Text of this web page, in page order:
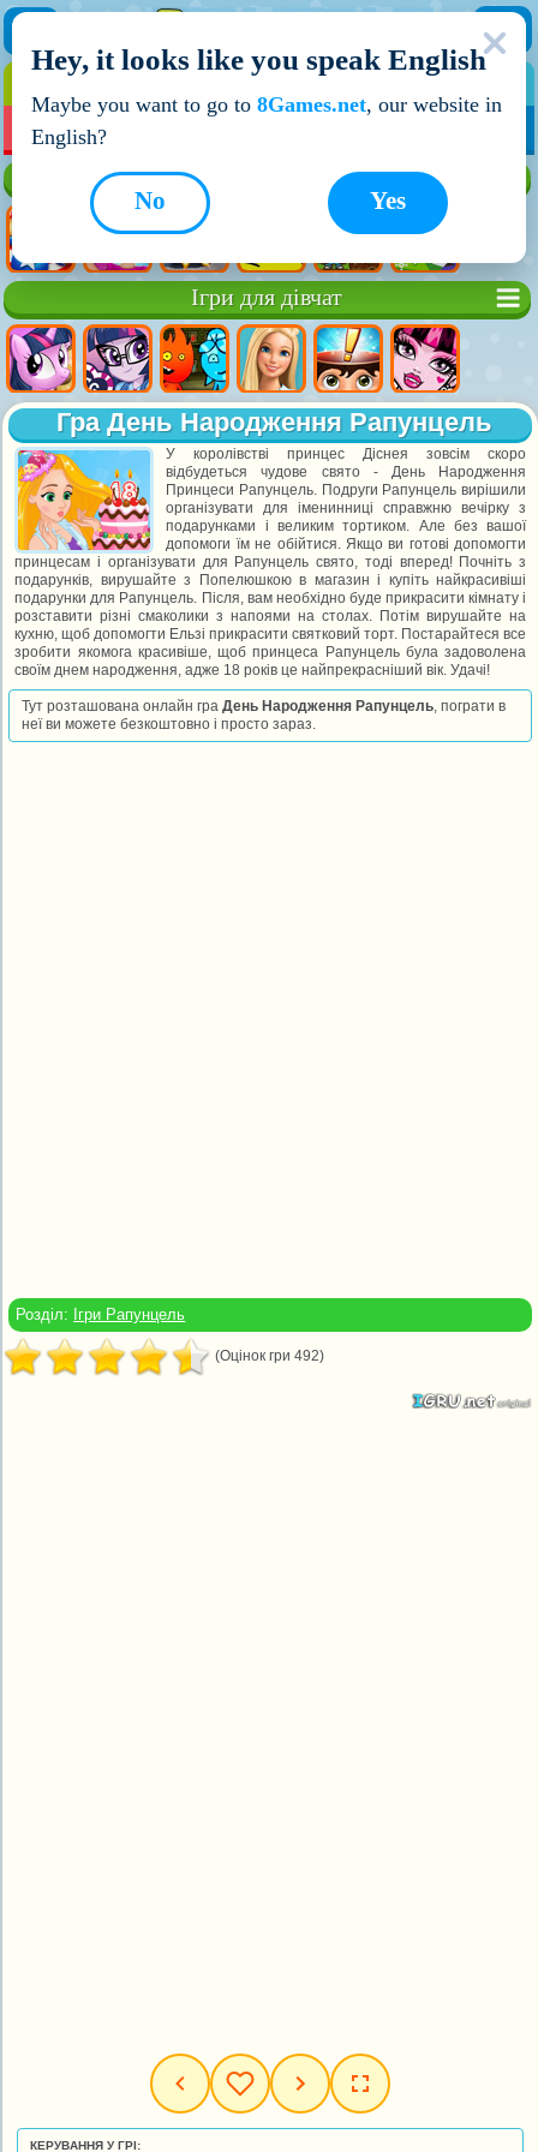
НОВІ ІГРИ
Ігри для дівчат
Гра День Народження Рапунцель
У королівстві принцес Діснея зовсім скоро
відбудеться чудове свято - День Народження
Принцеси Рапунцель. Подруги Рапунцель вирішили
організувати для іменинниці справжню вечірку з
подарунками і великим тортиком. Але без вашої
допомоги їм не обійтися. Якщо ви готові допомогти
принцесам і організувати для Рапунцель свято, тоді вперед! Почніть з
подарунків, вирушайте з Попелюшкою в магазин і купіть найкрасивіші
подарунки для Рапунцель. Після, вам необхідно буде прикрасити кімнату і
розставити різні смаколики з напоями на столах. Потім вирушайте на
кухню, щоб допомогти Ельзі прикрасити святковий торт. Постарайтеся все
зробити якомога красивіше, щоб принцеса Рапунцель була задоволена
своїм днем народження, адже 18 років це найпрекрасніший вік. Удачі!
Тут розташована онлайн граДень Народження Рапунцель, пограти в
неї ви можете безкоштовно і просто зараз.
Розділ: Ігри Рапунцель
(Оцінок гри 492)
КЕРУВАННЯ У ГРІ:
Hey, it looks like you speak English
Maybe you want to go to 8Games.net, our website in
English?
Yes
No